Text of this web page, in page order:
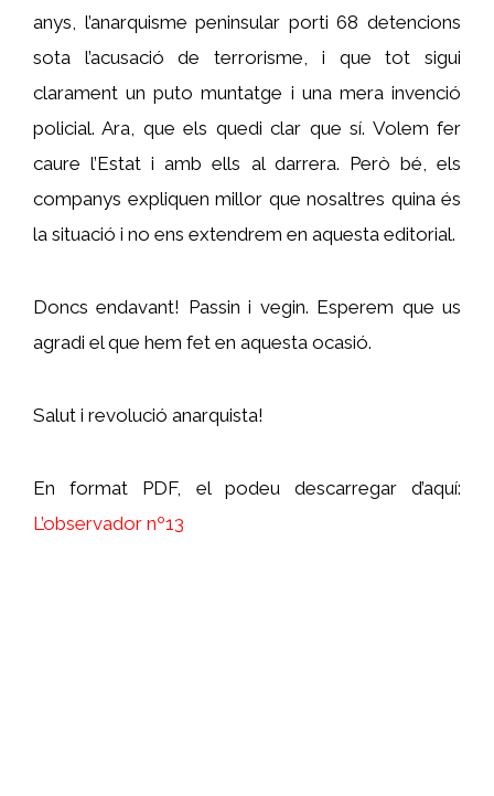
anys, l’anarquisme peninsular porti 68 detencions
sota l’acusació de terrorisme, i que tot sigui
clarament un puto muntatge i una mera invenció
policial. Ara, que els quedi clar que sí. Volem fer
caure l’Estat i amb ells al darrera. Però bé, els
companys expliquen millor que nosaltres quina és
la situació i no ens extendrem en aquesta editorial.
Doncs endavant! Passin i vegin. Esperem que us
agradi el que hem fet en aquesta ocasió.
Salut i revolució anarquista!
En format PDF, el podeu descarregar d’aquí:
L’observador nº13